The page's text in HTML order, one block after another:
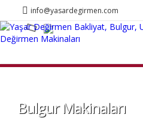
info@yasardegirmen.com
Bulgur Makinaları